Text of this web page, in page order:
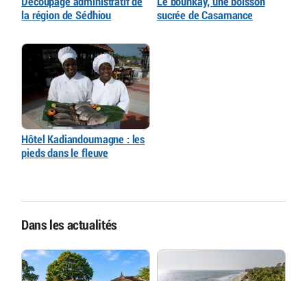
la région de Sédhiou
sucrée de Casamance
Hôtel Kadiandoumagne : les
pieds dans le fleuve
Dans les actualités